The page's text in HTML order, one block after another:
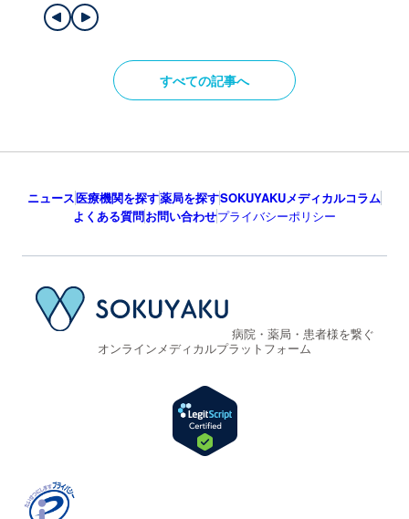
すべての記事へ
ニュース医療機関を探す薬局を探すSOKUYAKUメディカルコラム
よくある質問お問い合わせプライバシーポリシー
病院・薬局・患者様を繋ぐ
オンラインメディカルプラットフォーム